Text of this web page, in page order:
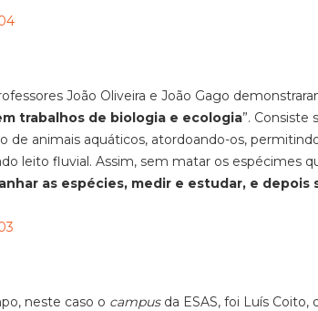
João Oliveira e João Gago
trabalhos de biologia e ecologia”.
de animais aquáticos, atordoando-os,
leito fluvial. Assim, sem matar os espécimes
as espécies, medir e estudar, e depois
neste caso o campusda ESAS, foi Luís Coito,